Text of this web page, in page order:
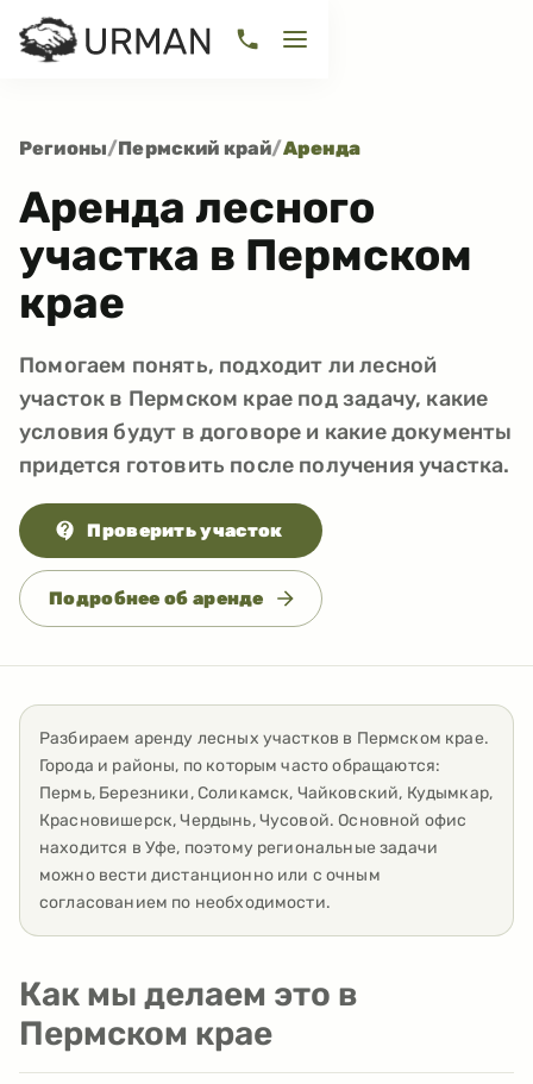
Регионы/Пермский край/Аренда
Аренда лесного
участка в Пермском
крае
Помогаем понять, подходит ли лесной
участок в Пермском крае под задачу, какие
условия будут в договоре и какие документы
придется готовить после получения участка.
Проверить участок
Подробнее об аренде
Разбираем аренду лесных участков в Пермском крае.
Города и районы, по которым часто обращаются:
Пермь, Березники, Соликамск, Чайковский, Кудымкар,
Красновишерск, Чердынь, Чусовой. Основной офис
находится в Уфе, поэтому региональные задачи
можно вести дистанционно или с очным
согласованием по необходимости.
Как мы делаем это в
Пермском крае